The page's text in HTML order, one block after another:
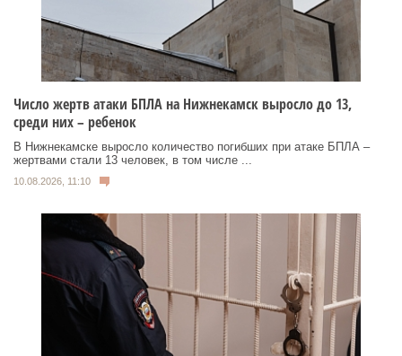
Число жертв атаки БПЛА на Нижнекамск выросло до 13,
среди них – ребенок
В Нижнекамске выросло количество погибших при атаке БПЛА –
жертвами стали 13 человек, в том числе ...
10.08.2026, 11:10